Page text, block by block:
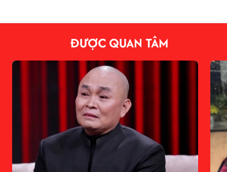
ĐƯỢC QUAN TÂM